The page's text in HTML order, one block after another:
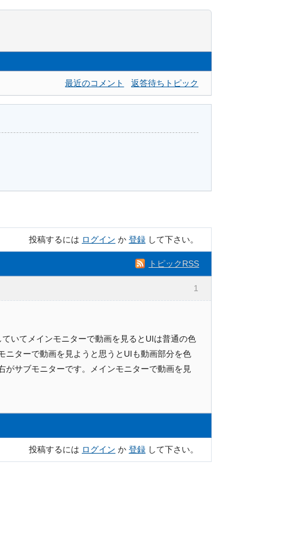
最近のコメント 返答待ちトピック
投稿するには ログイン か 登録 して下さい。
トピックRSS
1
いてメインモニターで動画を見るとUIは普通の色
ニターで動画を見ようと思うとUIも動画部分を色
サブモニターです。メインモニターで動画を見
投稿するには ログイン か 登録 して下さい。